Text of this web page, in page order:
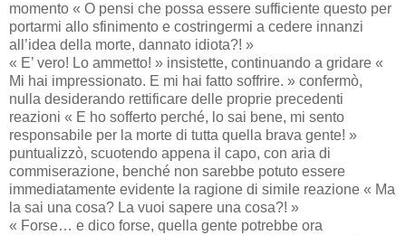
momento « O pensi che possa essere sufficiente questo per
portarmi allo sfinimento e costringermi a cedere innanzi
all’idea della morte, dannato idiota?! »
« E’ vero! Lo ammetto! » insistette, continuando a gridare «
Mi hai impressionato. E mi hai fatto soffrire. » confermò,
nulla desiderando rettificare delle proprie precedenti
reazioni « E ho sofferto perché, lo sai bene, mi sento
responsabile per la morte di tutta quella brava gente! »
puntualizzò, scuotendo appena il capo, con aria di
commiserazione, benché non sarebbe potuto essere
immediatamente evidente la ragione di simile reazione « Ma
la sai una cosa? La vuoi sapere una cosa?! »
« Forse… e dico forse, quella gente potrebbe ora